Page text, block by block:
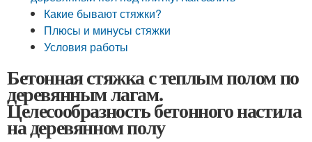
Какие бывают стяжки?
Плюсы и минусы стяжки
Условия работы
Бетонная стяжка с теплым полом по
деревянным лагам.
Целесообразность бетонного настила
на деревянном полу